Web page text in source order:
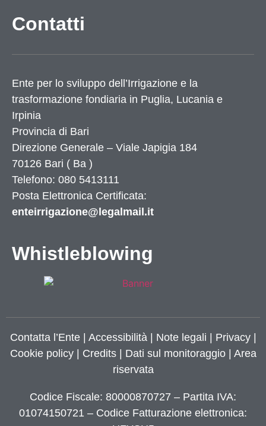
Contatti
Ente per lo sviluppo dell’Irrigazione e la
trasformazione fondiaria in Puglia, Lucania e
Irpinia
Provincia di Bari
Direzione Generale – Viale Japigia 184
70126 Bari ( Ba )
Telefono: 080 5413111
Posta Elettronica Certificata:
enteirrigazione@legalmail.it
Whistleblowing
Contatta l’Ente| Accessibilità | Note legali | Privacy|
Cookie policy| Credits| Dati sul monitoraggio | Area
riservata
Codice Fiscale: 80000870727 – Partita IVA:
01074150721 – Codice Fatturazione elettronica: